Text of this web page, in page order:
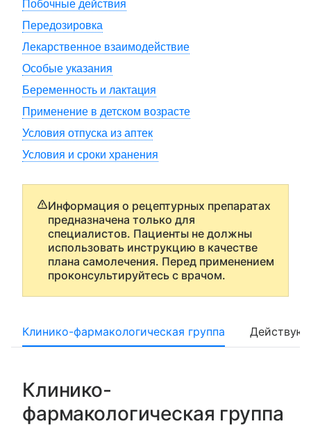
Побочные действия
Передозировка
Лекарственное взаимодействие
Особые указания
Беременность и лактация
Применение в детском возрасте
Условия отпуска из аптек
Условия и сроки хранения
Информация о рецептурных препаратах
предназначена только для
специалистов. Пациенты не должны
использовать инструкцию в качестве
плана самолечения. Перед применением
проконсультируйтесь с врачом.
Клинико-фармакологическая группа
Клинико-
фармакологическая группа